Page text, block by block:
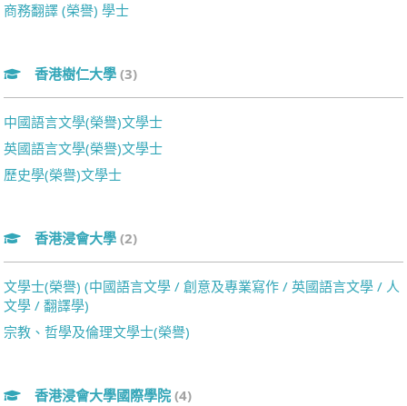
商務翻譯 (榮譽) 學士
香港樹仁大學 (3)
中國語言文學(榮譽)文學士
英國語言文學(榮譽)文學士
歷史學(榮譽)文學士
香港浸會大學 (2)
文學士(榮譽) (中國語言文學 / 創意及專業寫作 / 英國語言文學 / 人
文學 / 翻譯學)
宗教、哲學及倫理文學士(榮譽)
香港浸會大學國際學院 (4)